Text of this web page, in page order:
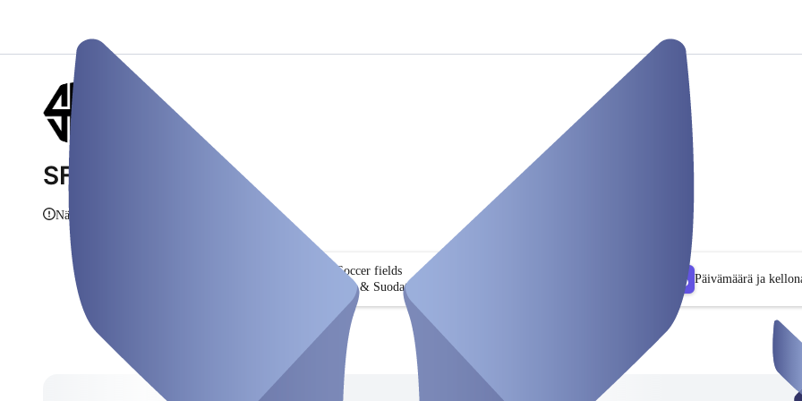
SFG Fussball
Näytä tiedot
Soccer fields
Hae & Suodatin
Päivämäärä ja